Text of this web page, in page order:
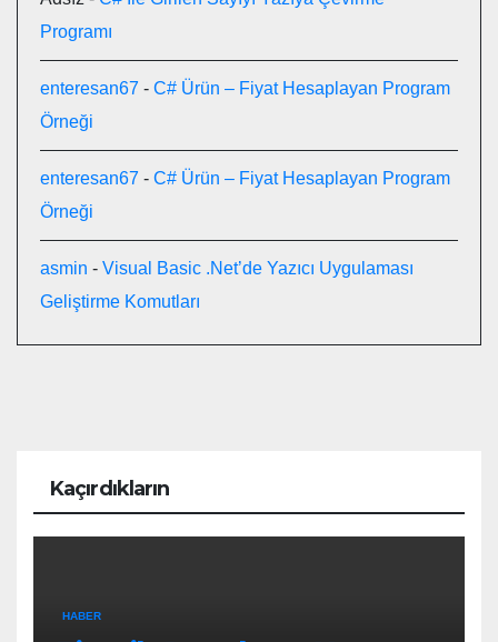
Programı
enteresan67 - C# Ürün – Fiyat Hesaplayan Program
Örneği
enteresan67 - C# Ürün – Fiyat Hesaplayan Program
Örneği
asmin - Visual Basic .Net’de Yazıcı Uygulaması
Geliştirme Komutları
Kaçırdıkların
HABER